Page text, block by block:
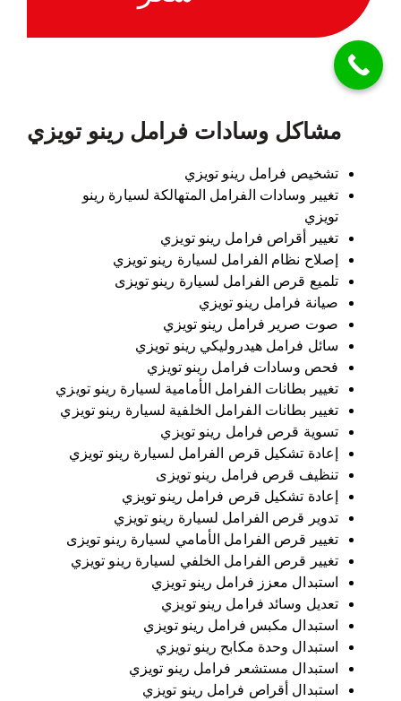
مشاكل وسادات فرامل رينو تويزي
تشخيص فرامل رينو تويزي
تغيير وسادات الفرامل المتهالكة لسيارة رينو
تويزي
تغيير أقراص فرامل رينو تويزي
إصلاح نظام الفرامل لسيارة رينو تويزي
تلميع قرص الفرامل لسيارة رينو تويزى
صيانة فرامل رينو تويزي
صوت صرير فرامل رينو تويزي
سائل فرامل هيدروليكي رينو تويزي
فحص وسادات فرامل رينو تويزي
تغيير بطانات الفرامل الأمامية لسيارة رينو تويزي
تغيير بطانات الفرامل الخلفية لسيارة رينو تويزي
تسوية قرص فرامل رينو تويزي
إعادة تشكيل قرص الفرامل لسيارة رينو تويزي
تنظيف قرص فرامل رينو تويزى
إعادة تشكيل قرص فرامل رينو تويزي
تدوير قرص الفرامل لسيارة رينو تويزي
تغيير قرص الفرامل الأمامي لسيارة رينو تويزى
تغيير قرص الفرامل الخلفي لسيارة رينو تويزي
استبدال معزز فرامل رينو تويزي
تعديل وسائد فرامل رينو تويزي
استبدال مكبس فرامل رينو تويزي
استبدال وحدة مكابح رينو تويزي
استبدال مستشعر فرامل رينو تويزي
استبدال أقراص فرامل رينو تويزي